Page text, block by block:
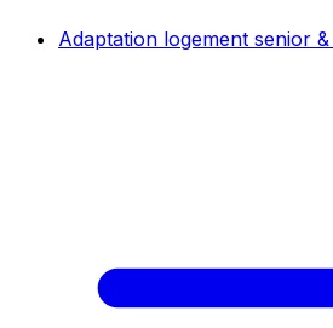
Adaptation logement senior